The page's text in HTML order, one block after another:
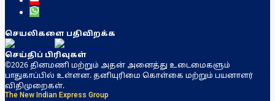
செயலிகளை பதிவிறக்க
செய்திப் பிரிவுகள்
©2026 தினமணி மற்றும் அதன் அனைத்து உடைமைகளும்
பாதுகாப்பில் உள்ளன. தனியுரிமை கொள்கை மற்றும் பயனாளர்
விதிமுறைகள்.
The New Indian Express Group